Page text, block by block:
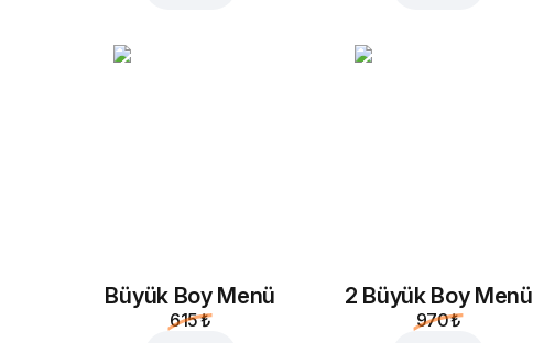
Büyük Boy Menü
615 ₺
2 Büyük Boy Menü
970 ₺